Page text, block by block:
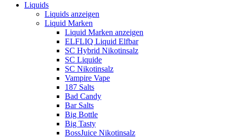
Liquids
Liquids anzeigen
Liquid Marken
Liquid Marken anzeigen
ELFLIQ Liquid Elfbar
SC Hybrid Nikotinsalz
SC Liquide
SC Nikotinsalz
Vampire Vape
187 Salts
Bad Candy
Bar Salts
Big Bottle
Big Tasty
BossJuice Nikotinsalz